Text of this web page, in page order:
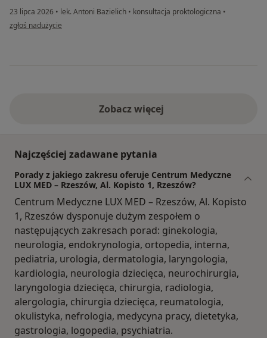
23 lipca 2026 • lek. Antoni Bazielich • konsultacja proktologiczna •
w opinii użytkownika Anna
zgłoś nadużycie
Zobacz więcej
Najczęściej zadawane pytania
Porady z jakiego zakresu oferuje Centrum Medyczne
LUX MED – Rzeszów, Al. Kopisto 1, Rzeszów?
Centrum Medyczne LUX MED – Rzeszów, Al. Kopisto
1, Rzeszów dysponuje dużym zespołem o
następujących zakresach porad: ginekologia,
neurologia, endokrynologia, ortopedia, interna,
pediatria, urologia, dermatologia, laryngologia,
kardiologia, neurologia dziecięca, neurochirurgia,
laryngologia dziecięca, chirurgia, radiologia,
alergologia, chirurgia dziecięca, reumatologia,
okulistyka, nefrologia, medycyna pracy, dietetyka,
gastrologia, logopedia, psychiatria.